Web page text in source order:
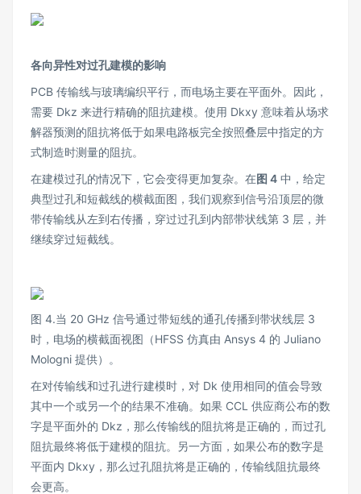
各向异性对过孔建模的影响
PCB 传输线与玻璃编织平行，而电场主要在平面外。因此，
需要 Dkz 来进行精确的阻抗建模。使用 Dkxy 意味着从场求
解器预测的阻抗将低于如果电路板完全按照叠层中指定的方
式制造时测量的阻抗。
在建模过孔的情况下，它会变得更加复杂。在图 4 中，给定
典型过孔和短截线的横截面图，我们观察到信号沿顶层的微
带传输线从左到右传播，穿过过孔到内部带状线第 3 层，并
继续穿过短截线。
图 4.当 20 GHz 信号通过带短线的通孔传播到带状线层 3
时，电场的横截面视图（HFSS 仿真由 Ansys 4 的 Juliano
Mologni 提供）。
在对传输线和过孔进行建模时，对 Dk 使用相同的值会导致
其中一个或另一个的结果不准确。如果 CCL 供应商公布的数
字是平面外的 Dkz，那么传输线的阻抗将是正确的，而过孔
阻抗最终将低于建模的阻抗。另一方面，如果公布的数字是
平面内 Dkxy，那么过孔阻抗将是正确的，传输线阻抗最终
会更高。